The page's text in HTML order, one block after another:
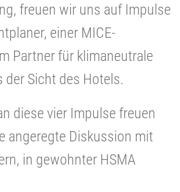
freuen wir uns auf Impulse
einer MICE-
Partner für klimaneutrale
der Sicht des Hotels.
diese vier Impulse freuen
angeregte Diskussion mit
in gewohnter HSMA